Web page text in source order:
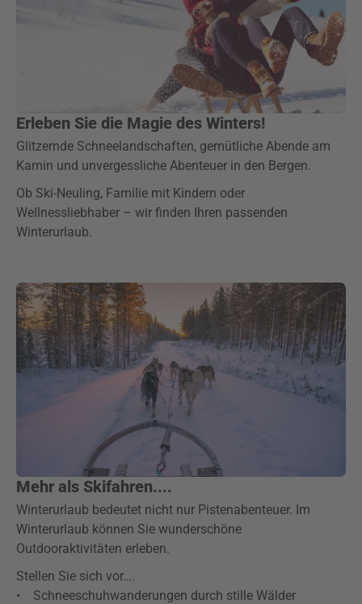
Erleben Sie die Magie des Winters!
Glitzernde Schneelandschaften, gemütliche Abende am
Kamin und unvergessliche Abenteuer in den Bergen.
Ob Ski-Neuling, Familie mit Kindern oder
Wellnessliebhaber – wir finden Ihren passenden
Winterurlaub.
Mehr als Skifahren....
Winterurlaub bedeutet nicht nur Pistenabenteuer. Im
Winterurlaub können Sie wunderschöne
Outdooraktivitäten erleben.
Stellen Sie sich vor….
• Schneeschuhwanderungen durch stille Wälder